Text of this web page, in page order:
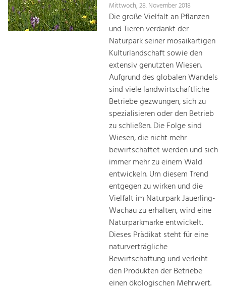
Mittwoch, 28. November 2018
Die große Vielfalt an Pflanzen
und Tieren verdankt der
Naturpark seiner mosaikartigen
Kulturlandschaft sowie den
extensiv genutzten Wiesen.
Aufgrund des globalen Wandels
sind viele landwirtschaftliche
Betriebe gezwungen, sich zu
spezialisieren oder den Betrieb
zu schließen. Die Folge sind
Wiesen, die nicht mehr
bewirtschaftet werden und sich
immer mehr zu einem Wald
entwickeln. Um diesem Trend
entgegen zu wirken und die
Vielfalt im Naturpark Jauerling-
Wachau zu erhalten, wird eine
Naturparkmarke entwickelt.
Dieses Prädikat steht für eine
naturverträgliche
Bewirtschaftung und verleiht
den Produkten der Betriebe
einen ökologischen Mehrwert.